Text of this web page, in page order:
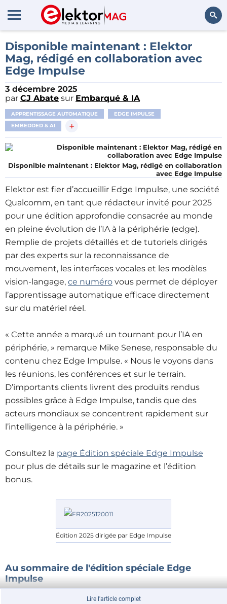
Rechercher
Disponible maintenant : Elektor
Mag, rédigé en collaboration avec
Edge Impulse
3 décembre 2025
par CJ Abate sur Embarqué & IA
APPRENTISSAGE AUTOMATIQUE
EDGE IMPULSE
EMBEDDED & AI
+
Disponible maintenant : Elektor Mag, rédigé en collaboration
avec Edge Impulse
Elektor est fier d’accueillir Edge Impulse, une société
Qualcomm, en tant que rédacteur invité pour 2025
pour une édition approfondie consacrée au monde
en pleine évolution de l’IA à la périphérie (edge).
Remplie de projets détaillés et de tutoriels dirigés
par des experts sur la reconnaissance de
mouvement, les interfaces vocales et les modèles
vision-langage, ce numéro vous permet de déployer
l’apprentissage automatique efficace directement
sur du matériel réel.
« Cette année a marqué un tournant pour l’IA en
périphérie, » remarque Mike Senese, responsable du
contenu chez Edge Impulse. « Nous le voyons dans
les réunions, les conférences et sur le terrain.
D’importants clients livrent des produits rendus
possibles grâce à Edge Impulse, tandis que des
acteurs mondiaux se concentrent rapidement sur
l’intelligence à la périphérie. »
Consultez la page Édition spéciale Edge Impulse
pour plus de détails sur le magazine et l’édition
bonus.
Édition 2025 dirigée par Edge Impulse
Au sommaire de l'édition spéciale Edge
Impulse
Lire l'article complet